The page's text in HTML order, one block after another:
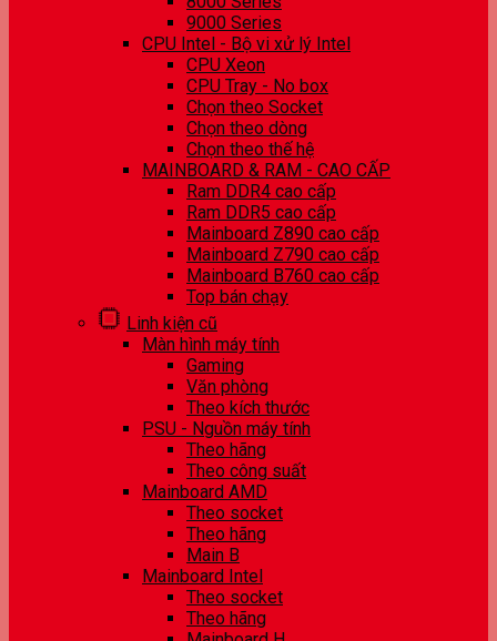
9000 Series
CPU Intel - Bộ vi xử lý Intel
CPU Xeon
CPU Tray - No box
Chọn theo Socket
Chọn theo dòng
Chọn theo thế hệ
MAINBOARD & RAM - CAO CẤP
Ram DDR4 cao cấp
Ram DDR5 cao cấp
Mainboard Z890 cao cấp
Mainboard Z790 cao cấp
Mainboard B760 cao cấp
Top bán chạy
Linh kiện cũ
Màn hình máy tính
Gaming
Văn phòng
Theo kích thước
PSU - Nguồn máy tính
Theo hãng
Theo công suất
Mainboard AMD
Theo socket
Theo hãng
Main B
Mainboard Intel
Theo socket
Theo hãng